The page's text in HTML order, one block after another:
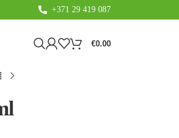
+371 29 419 087
€0.00